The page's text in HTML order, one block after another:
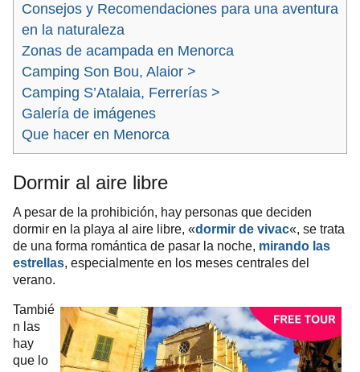
Consejos y Recomendaciones para una aventura
en la naturaleza
Zonas de acampada en Menorca
Camping Son Bou, Alaior >
Camping S’Atalaia, Ferrerías >
Galería de imágenes
Que hacer en Menorca
Dormir al aire libre
A pesar de la prohibición, hay personas que deciden
dormir en la playa al aire libre, «dormir de vivac«, se trata
de una forma romántica de pasar la noche, mirando las
estrellas, especialmente en los meses centrales del
verano.
Tambié
n las
hay
que lo